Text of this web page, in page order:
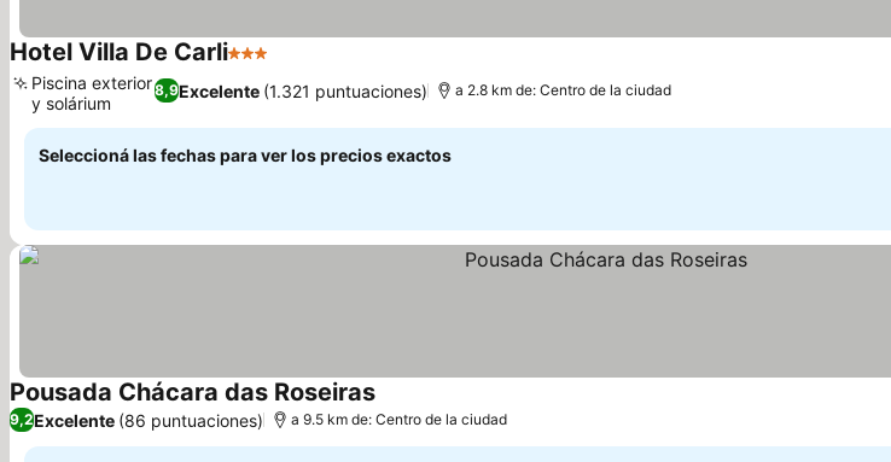
Hotel Villa De Carli3 Estrellas
8,9Excelente (1.321 puntuaciones)
Piscina exterior
y solárium
a 2.8 km de: Centro de la ciudad
Seleccioná las fechas para ver los precios exactos
Pousada Chácara das Roseiras
9,2Excelente (86 puntuaciones) a 9.5 km de: Centro de la ciudad